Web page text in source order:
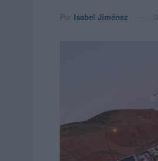
Por Isabel Jiménez